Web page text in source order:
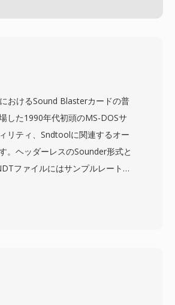
おけるSound Blasterカードの普
した1990年代初頭のMS-DOSサ
リティ、Sndtoolに関連するオー
。ヘッダーレスのSounder形式と
ファイルにはサンプルレートと
簡潔なヘッダーが含まれています
ヤーとして機能し、シェアウェア